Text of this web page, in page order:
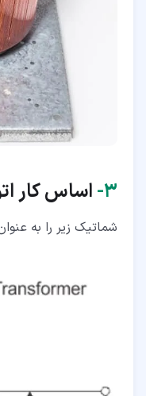
۳‏- اساس کار
شماتیک زیر را به